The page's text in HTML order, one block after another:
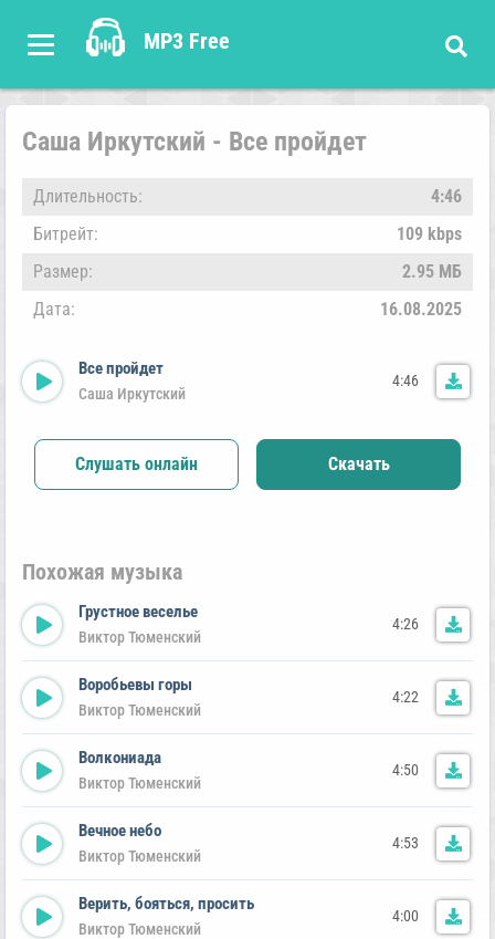
MP3 Free
Саша Иркутский - Все пройдет
Длительность:
4:46
Битрейт:
109 kbps
Размер:
2.95 МБ
Дата:
16.08.2025
Все пройдет
Саша Иркутский
4:46
Слушать онлайн Скачать
Похожая музыка
Грустное веселье
Виктор Тюменский
4:26
Воробьевы горы
Виктор Тюменский
4:22
Волкониада
Виктор Тюменский
4:50
Вечное небо
Виктор Тюменский
4:53
Верить, бояться, просить
Виктор Тюменский
4:00